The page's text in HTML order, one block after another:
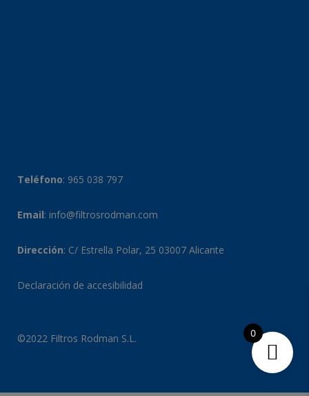
Teléfono: 965 038 797
Email: info@filtrosrodman.com
Dirección: C/ Estrella Polar, 25 03007 Alicante
Declaración de accesibilidad
©2022 Filtros Rodman S.L. 0